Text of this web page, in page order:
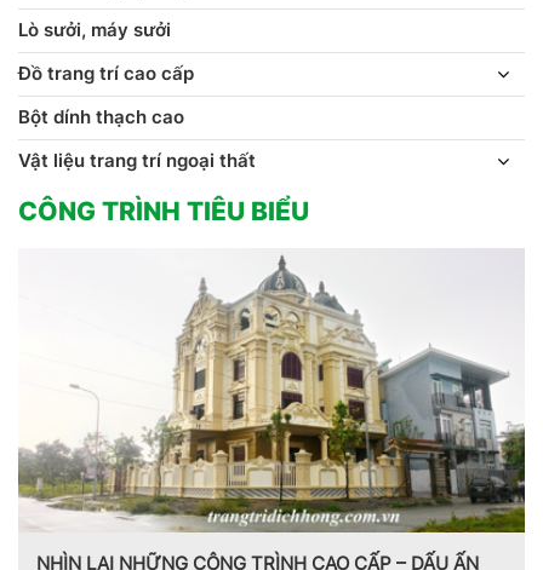
Lò sưởi, máy sưởi
Đồ trang trí cao cấp
Bột dính thạch cao
Vật liệu trang trí ngoại thất
CÔNG TRÌNH TIÊU BIỂU
NHÌN LẠI NHỮNG CÔNG TRÌNH CAO CẤP – DẤU ẤN